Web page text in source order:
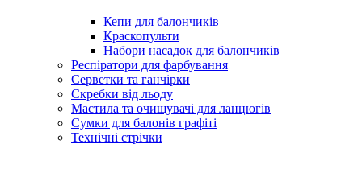
Кепи для балончиків
Краскопульти
Набори насадок для балончиків
Респіратори для фарбування
Серветки та ганчірки
Скребки від льоду
Мастила та очищувачі для ланцюгів
Сумки для балонів графіті
Технічні стрічки